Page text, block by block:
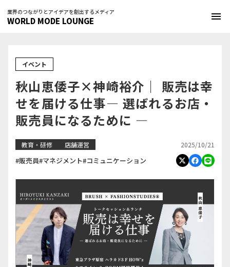
業界のつながりとアイデアを創出するメディア
WORLD MODE LOUNGE menu
イベント
秋山恵倭子×神崎裕介｜ 販売は幸
せを届ける仕事― 選ばれるお店・
販売員になるために ―
教育・研修 店舗運営 2025/10/21
#販売員#マネジメント#コミュニケーション